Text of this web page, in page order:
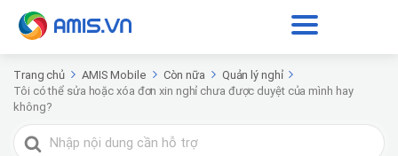
Trang chủ AMIS Mobile Còn nữa
Quản lý nghỉ
Tôi có thể sửa hoặc xóa đơn xin nghỉ chưa được duyệt của mình hay
không?
Tìm